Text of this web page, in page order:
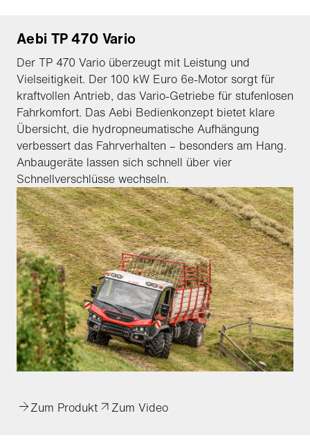
Aebi TP 470 Vario
Der TP 470 Vario überzeugt mit Leistung und
Vielseitigkeit. Der 100 kW Euro 6e-Motor sorgt für
kraftvollen Antrieb, das Vario-Getriebe für stufenlosen
Fahrkomfort. Das Aebi Bedienkonzept bietet klare
Übersicht, die hydropneumatische Aufhängung
verbessert das Fahrverhalten – besonders am Hang.
Anbaugeräte lassen sich schnell über vier
Schnellverschlüsse wechseln.
Zum Produkt Zum Video